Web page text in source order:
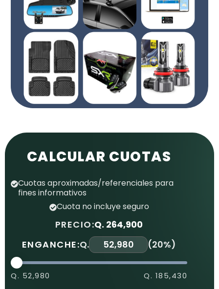
CALCULAR CUOTAS
Cuotas aproximadas/referenciales para
fines informativos
Cuota no incluye seguro
PRECIO:Q. 264,900
ENGANCHE:Q. (20%)
Q. 52,980 Q. 185,430